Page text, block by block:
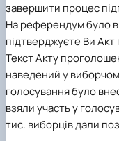
завершити процес
На референдум було
підтверджуєте Ви
Текст Акту
наведений у
голосування було
взяли участь у
тис. виборців дали